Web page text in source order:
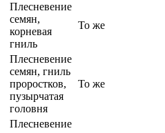
Плесневение
семян,
корневая
гниль
То же
Плесневение
семян, гниль
проростков,
пузырчатая
головня
То же
Плесневение